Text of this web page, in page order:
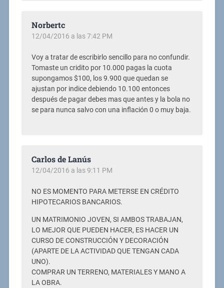
Norbertc
12/04/2016 a las 7:42 PM
Voy a tratar de escribirlo sencillo para no confundir.
Tomaste un cridito por 10.000 pagas la cuota
supongamos $100, los 9.900 que quedan se
ajustan por indice debiendo 10.100 entonces
después de pagar debes mas que antes y la bola no
se para nunca salvo con una inflación 0 o muy baja.
Carlos de Lanús
12/04/2016 a las 9:11 PM
NO ES MOMENTO PARA METERSE EN CRÉDITO
HIPOTECARIOS BANCARIOS.
UN MATRIMONIO JOVEN, SI AMBOS TRABAJAN,
LO MEJOR QUE PUEDEN HACER, ES HACER UN
CURSO DE CONSTRUCCIÓN Y DECORACIÓN
(APARTE DE LA ACTIVIDAD QUE TENGAN CADA
UNO).
COMPRAR UN TERRENO, MATERIALES Y MANO A
LA OBRA.